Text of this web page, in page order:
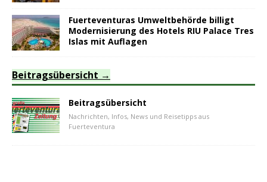
Fuerteventuras Umweltbehörde billigt
Modernisierung des Hotels RIU Palace Tres
Islas mit Auflagen
Beitragsübersicht
Beitragsübersicht
Nachrichten, Infos, News und Reisetipps aus
Fuerteventura